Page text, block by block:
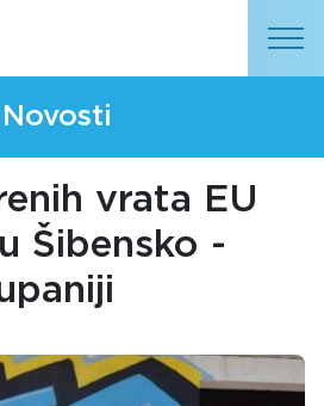
Novosti
vrata EU
Šibensko -